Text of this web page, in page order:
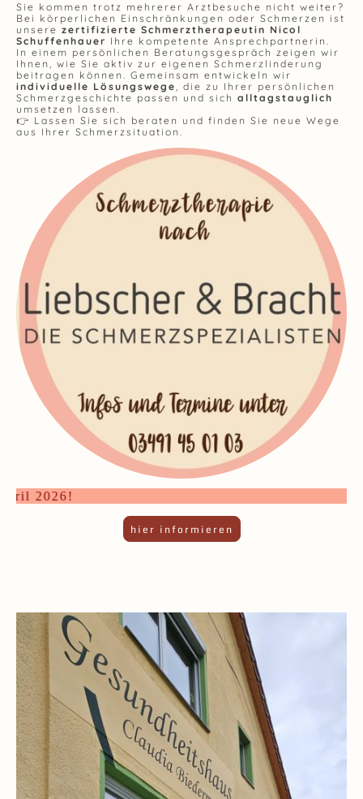
Sie kommen trotz mehrerer Arztbesuche nicht weiter?
Bei körperlichen Einschränkungen oder Schmerzen ist
unsere zertifizierte Schmerztherapeutin Nicol
Schuffenhauer Ihre kompetente Ansprechpartnerin.
In einem persönlichen Beratungsgespräch zeigen wir
Ihnen, wie Sie aktiv zur eigenen Schmerzlinderung
beitragen können. Gemeinsam entwickeln wir
individuelle Lösungswege, die zu Ihrer persönlichen
Schmerzgeschichte passen und sich alltagstauglich
umsetzen lassen.
👉 Lassen Sie sich beraten und finden Sie neue Wege
aus Ihrer Schmerzsituation.
hier informieren